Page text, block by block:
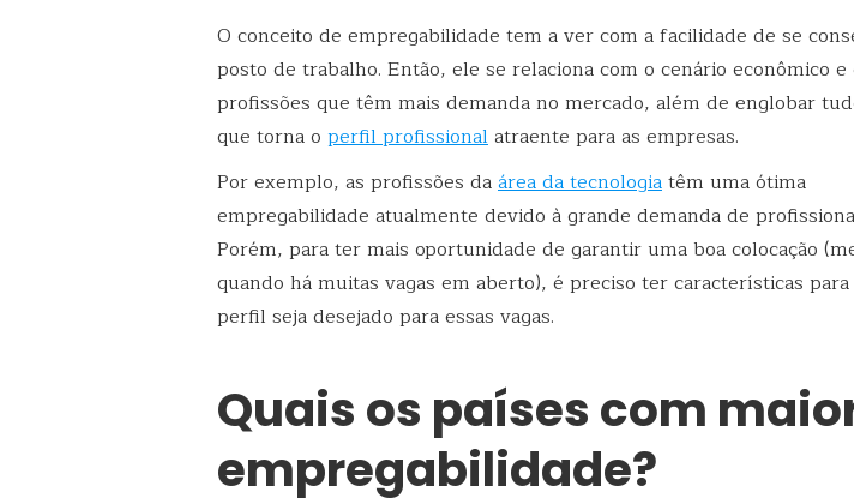
O conceito de empregabilidade tem a ver com a facilidade de se
posto de trabalho. Então, ele se relaciona com o cenário econômico e
profissões que têm mais demanda no mercado, além de englobar
que torna o perfil profissionalatraente para as empresas.
Por exemplo, as profissões daárea da tecnologiatêm uma ótima
empregabilidade atualmente devido à grande demanda de
Porém, para ter mais oportunidade de garantir uma boa colocação
quando há muitas vagas em aberto), é preciso ter características
perfil seja desejado para essas vagas.
Quais os países com
empregabilidade?